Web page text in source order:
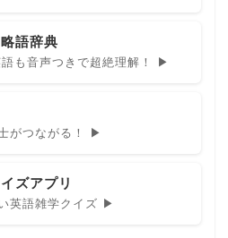
語辞典
も音声つきで超絶理解！ ▶
がつながる！ ▶
ズアプリ
英語雑学クイズ ▶